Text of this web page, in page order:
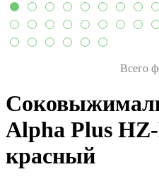
Всего
Alpha Plus
красный